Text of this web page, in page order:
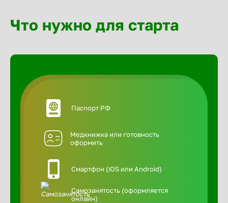
Что нужно для старта
Паспорт РФ
Медкнижка или готовность
оформить
Смартфон (iOS или Android)
Самозанятость (оформляется
онлайн)